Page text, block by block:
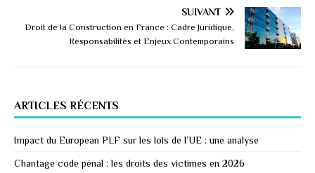
SUIVANT
Droit de la Construction en France : Cadre Juridique,
Responsabilités et Enjeux Contemporains
ARTICLES RÉCENTS
Impact du European PLF sur les lois de l’UE : une analyse
Chantage code pénal : les droits des victimes en 2026